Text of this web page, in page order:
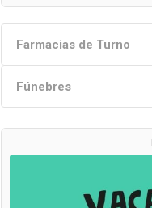
Farmacias de Turno
Fúnebres